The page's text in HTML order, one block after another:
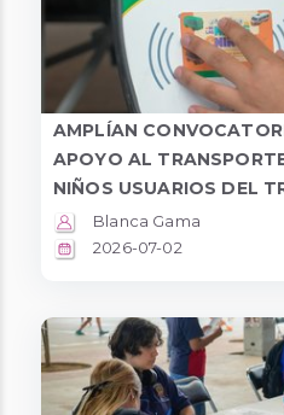
AMPLÍAN
APOYO AL
NIÑOS USUARIOS DEL
Blanca Gama
2026-07-02